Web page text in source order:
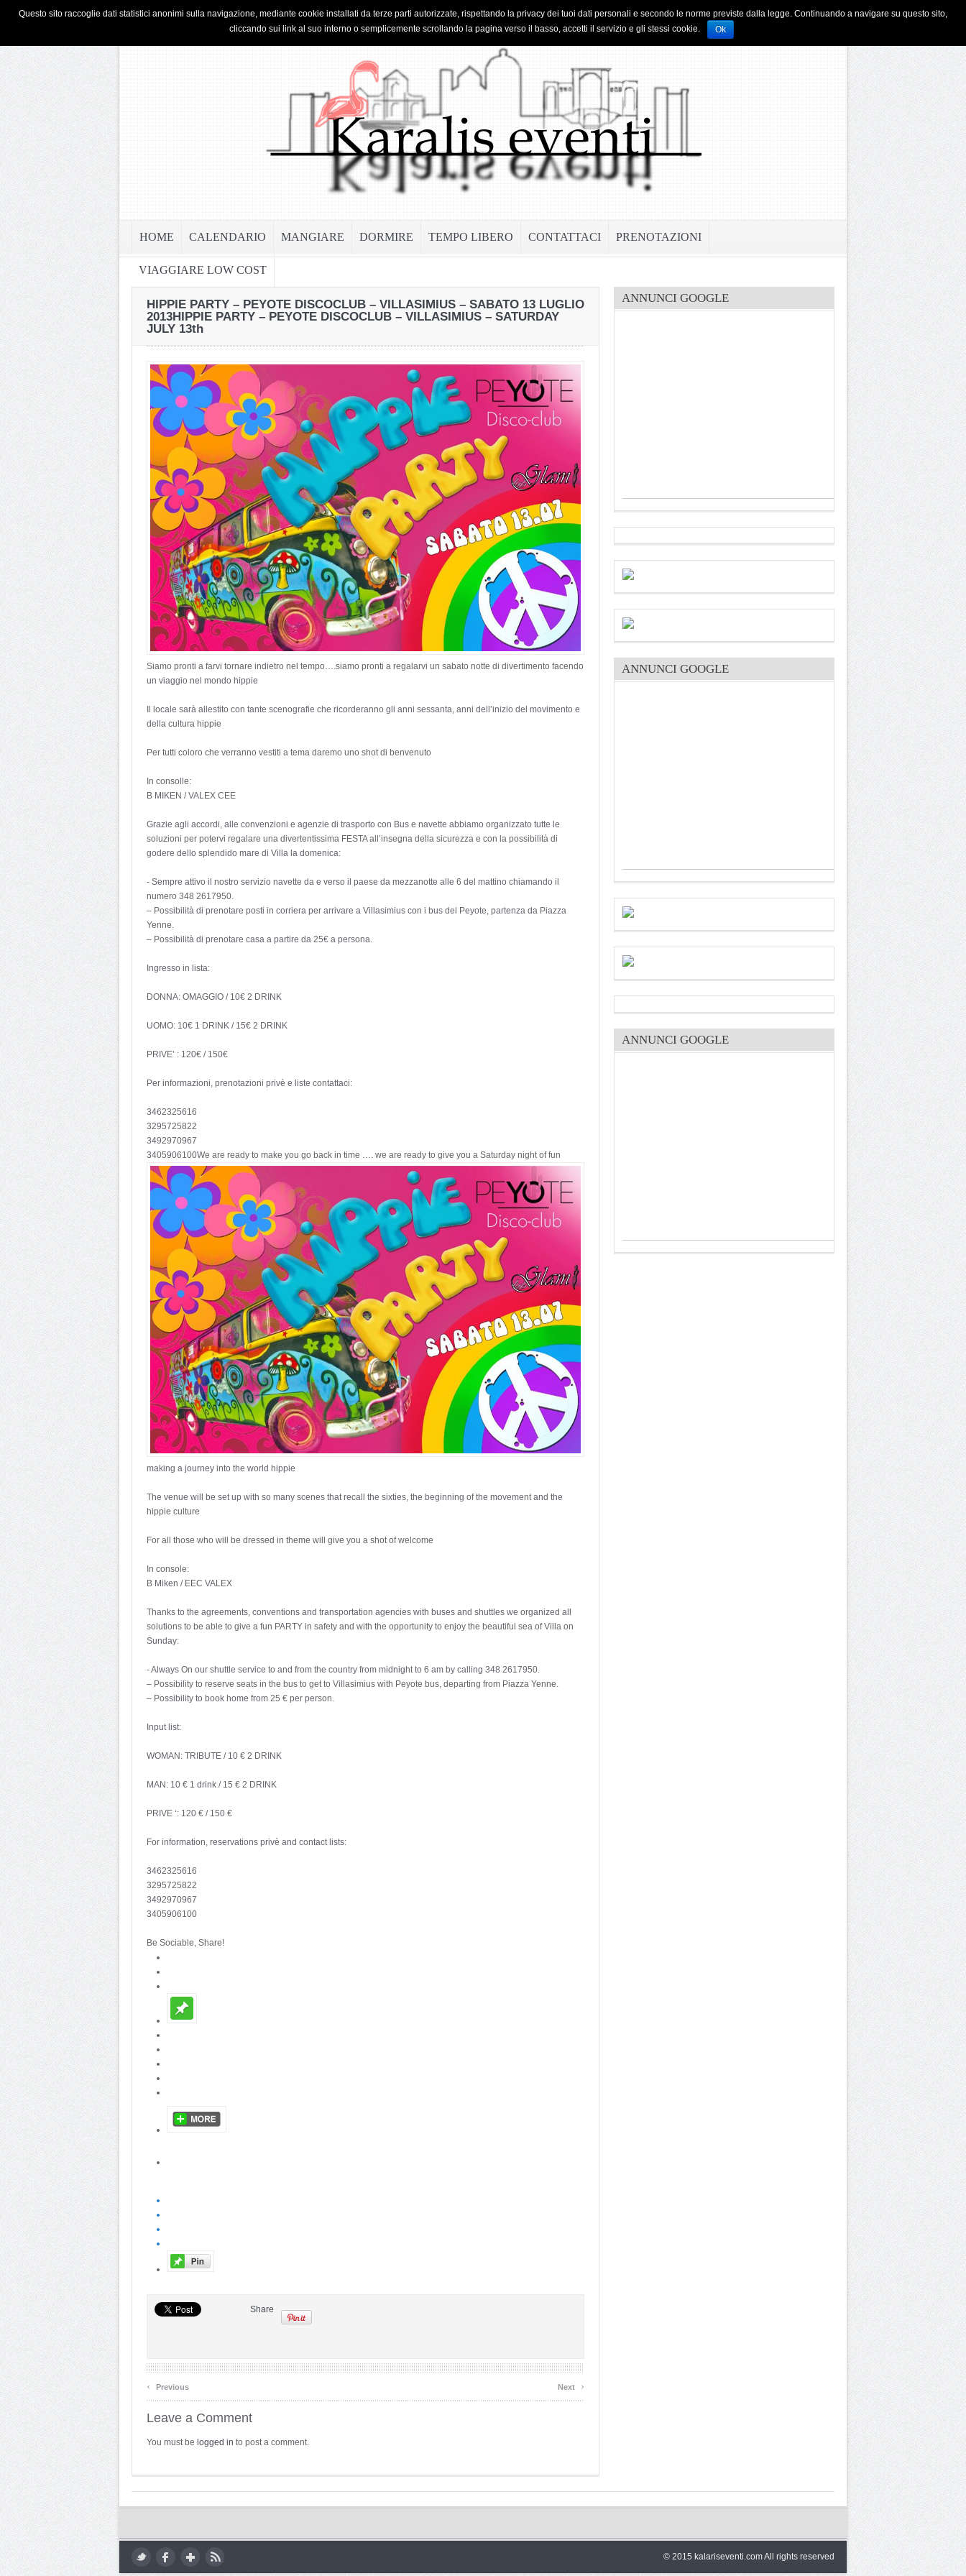
HOME PRIVACY & COOKIE POLICY
HOME CALENDARIO MANGIARE DORMIRE TEMPO LIBERO CONTATTACI PRENOTAZIONI
VIAGGIARE LOW COST
HIPPIE PARTY – PEYOTE DISCOCLUB – VILLASIMIUS – SABATO 13 LUGLIO
2013HIPPIE PARTY – PEYOTE DISCOCLUB – VILLASIMIUS – SATURDAY
JULY 13th
Siamo pronti a farvi tornare indietro nel tempo….siamo pronti a regalarvi un sabato notte di divertimento facendo
un viaggio nel mondo hippie
Il locale sarà allestito con tante scenografie che ricorderanno gli anni sessanta, anni dell’inizio del movimento e
della cultura hippie
Per tutti coloro che verranno vestiti a tema daremo uno shot di benvenuto
In consolle:
B MIKEN / VALEX CEE
Grazie agli accordi, alle convenzioni e agenzie di trasporto con Bus e navette abbiamo organizzato tutte le
soluzioni per potervi regalare una divertentissima FESTA all’insegna della sicurezza e con la possibilità di
godere dello splendido mare di Villa la domenica:
- Sempre attivo il nostro servizio navette da e verso il paese da mezzanotte alle 6 del mattino chiamando il
numero 348 2617950.
– Possibilità di prenotare posti in corriera per arrivare a Villasimius con i bus del Peyote, partenza da Piazza
Yenne.
– Possibilità di prenotare casa a partire da 25€ a persona.
Ingresso in lista:
DONNA: OMAGGIO / 10€ 2 DRINK
UOMO: 10€ 1 DRINK / 15€ 2 DRINK
PRIVE’ : 120€ / 150€
Per informazioni, prenotazioni privè e liste contattaci:
3462325616
3295725822
3492970967
3405906100We are ready to make you go back in time …. we are ready to give you a Saturday night of fun
making a journey into the world hippie
The venue will be set up with so many scenes that recall the sixties, the beginning of the movement and the
hippie culture
For all those who will be dressed in theme will give you a shot of welcome
In console:
B Miken / EEC VALEX
Thanks to the agreements, conventions and transportation agencies with buses and shuttles we organized all
solutions to be able to give a fun PARTY in safety and with the opportunity to enjoy the beautiful sea of Villa on
Sunday:
- Always On our shuttle service to and from the country from midnight to 6 am by calling 348 2617950.
– Possibility to reserve seats in the bus to get to Villasimius with Peyote bus, departing from Piazza Yenne.
– Possibility to book home from 25 € per person.
Input list:
WOMAN: TRIBUTE / 10 € 2 DRINK
MAN: 10 € 1 drink / 15 € 2 DRINK
PRIVE ‘: 120 € / 150 €
For information, reservations privè and contact lists:
3462325616
3295725822
3492970967
3405906100
Be Sociable, Share!
Share
‹ Previous Next ›
Leave a Comment
You must be logged in to post a comment.
ANNUNCI GOOGLE
ANNUNCI GOOGLE
ANNUNCI GOOGLE
© 2015 kalariseventi.com All rights reserved
Questo sito raccoglie dati statistici anonimi sulla navigazione, mediante cookie installati da terze parti autorizzate, rispettando la privacy dei tuoi dati personali e secondo le norme previste dalla legge. Continuando a navigare su questo sito,
cliccando sui link al suo interno o semplicemente scrollando la pagina verso il basso, accetti il servizio e gli stessi cookie.
Ok